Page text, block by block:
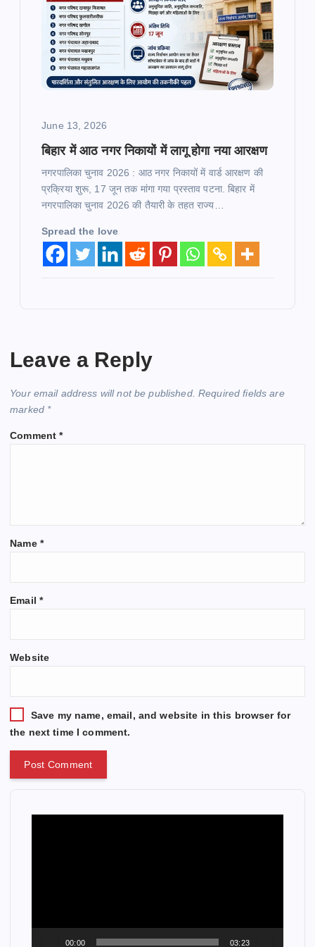
June 13, 2026
बिहार में आठ नगर निकायों में लागू होगा नया आरक्षण
नगरपालिका चुनाव 2026 : आठ नगर निकायों में वार्ड आरक्षण की
प्रक्रिया शुरू, 17 जून तक मांगा गया प्रस्ताव पटना. बिहार में
नगरपालिका चुनाव 2026 की तैयारी के तहत राज्य…
Spread the love
Leave a Reply
Your email address will not be published. Required fields are
marked *
Comment*
Name *
Email *
Website
Save my name, email, and website in this browser for
the next time I comment.
00:00 03:23